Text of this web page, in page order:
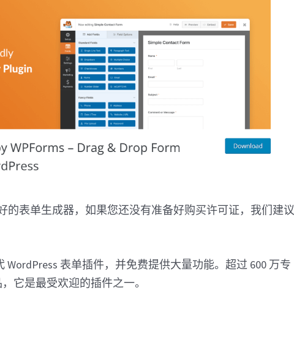
的表单生成器，如果您还没有准备好购买许可证，我们建议
WordPress 表单插件，并免费提供大量功能。超过 600 万专
它是最受欢迎的插件之一。